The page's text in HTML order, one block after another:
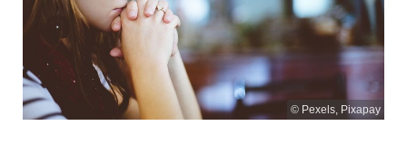
© Pexels, Pixapay